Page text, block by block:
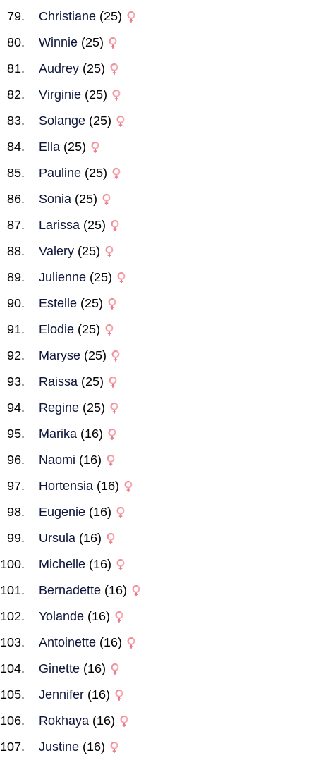
Christiane (25)
Winnie (25)
Audrey (25)
Virginie (25)
Solange (25)
Ella (25)
Pauline (25)
Sonia (25)
Larissa (25)
Valery (25)
Julienne (25)
Estelle (25)
Elodie (25)
Maryse (25)
Raissa (25)
Regine (25)
Marika (16)
Naomi (16)
Hortensia (16)
Eugenie (16)
Ursula (16)
Michelle (16)
Bernadette (16)
Yolande (16)
Antoinette (16)
Ginette (16)
Jennifer (16)
Rokhaya (16)
Justine (16)